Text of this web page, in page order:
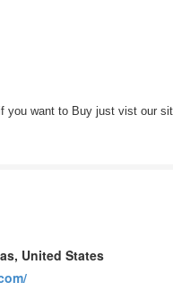
you want to Buy just vist our
United States